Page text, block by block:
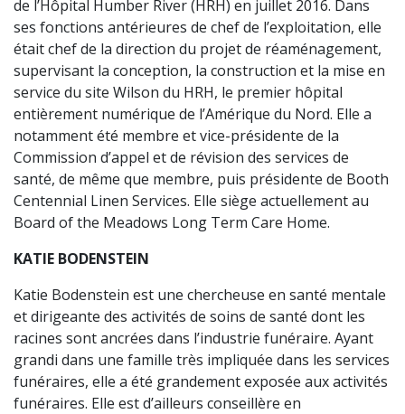
de l’Hôpital Humber River (HRH) en juillet 2016. Dans
ses fonctions antérieures de chef de l’exploitation, elle
était chef de la direction du projet de réaménagement,
supervisant la conception, la construction et la mise en
service du site Wilson du HRH, le premier hôpital
entièrement numérique de l’Amérique du Nord. Elle a
notamment été membre et vice-présidente de la
Commission d’appel et de révision des services de
santé, de même que membre, puis présidente de Booth
Centennial Linen Services. Elle siège actuellement au
Board of the Meadows Long Term Care Home.
KATIE BODENSTEIN
Katie Bodenstein est une chercheuse en santé mentale
et dirigeante des activités de soins de santé dont les
racines sont ancrées dans l’industrie funéraire. Ayant
grandi dans une famille très impliquée dans les services
funéraires, elle a été grandement exposée aux activités
funéraires. Elle est d’ailleurs conseillère en